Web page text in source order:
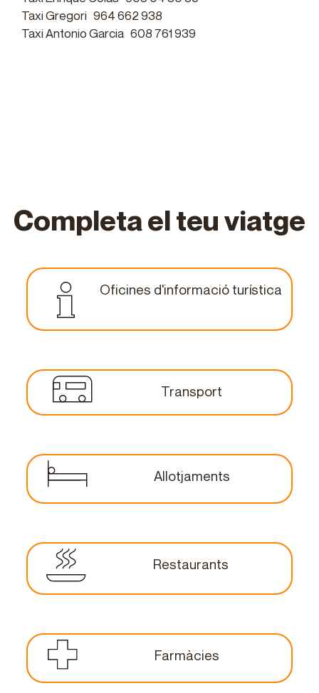
Taxi Gregori 964 662 938
Taxi Antonio Garcia 608 761 939
Completa el teu viatge
Oficines d'informació turística
Transport
Allotjaments
Restaurants
Farmàcies